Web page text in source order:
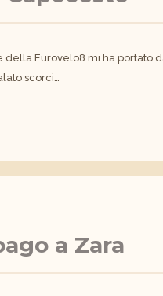
della Eurovelo8 mi ha portato
scorci…
a Zara